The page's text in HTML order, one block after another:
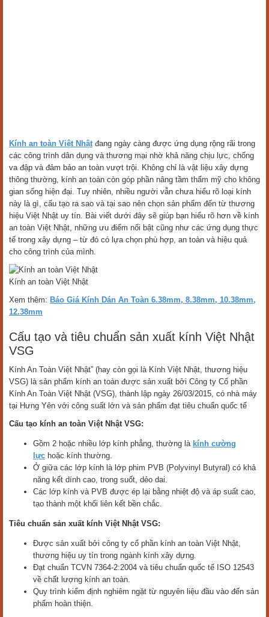
Kính an toàn Việt Nhật đang ngày càng được ứng dụng rộng rãi trong
các công trình dân dụng và thương mại nhờ khả năng chịu lực, chống
va đập và đảm bảo an toàn vượt trội. Không chỉ là vật liệu xây dựng
thông thường, kính an toàn còn góp phần nâng tầm thẩm mỹ cho không
gian sống hiện đại. Tuy nhiên, nhiều người vẫn chưa hiểu rõ loại kính
này là gì, cấu tạo ra sao và tại sao nên chọn sản phẩm đến từ thương
hiệu Việt Nhật uy tín. Bài viết dưới đây sẽ giúp bạn hiểu rõ hơn về kính
an toàn Việt Nhật, những ưu điểm nổi bật cũng như các ứng dụng thực
tế trong xây dựng – từ đó có lựa chọn phù hợp, an toàn và hiệu quả
cho công trình của mình.
Kính an toàn Việt Nhật
Xem thêm: Báo Giá Kính Dán An Toàn 6.38mm, 8.38mm, 10.38mm,
12.38mm
Cấu tạo và tiêu chuẩn sản xuất kính Việt Nhật
VSG
Kính An Toàn Việt Nhật” (hay còn gọi là Kính Việt Nhật, thương hiệu
VSG) là sản phẩm kính an toàn được sản xuất bởi Công ty Cổ phần
Kính An Toàn Việt Nhật (VSG), thành lập ngày 26/03/2015, có nhà máy
tại Hưng Yên với công suất lớn và sản phẩm đạt tiêu chuẩn quốc tế
Cấu tạo kính an toàn Việt Nhật VSG:
Gồm 2 hoặc nhiều lớp kính phẳng, thường là kính cường
lực hoặc kính thường.
Ở giữa các lớp kính là lớp phim PVB (Polyvinyl Butyral) có khả
năng kết dính cao, trong suốt, dẻo dai.
Các lớp kính và PVB được ép lại bằng nhiệt độ và áp suất cao,
tạo thành một khối liên kết bền chắc.
Tiêu chuẩn sản xuất kính Việt Nhật VSG:
Được sản xuất bởi công ty cổ phần kính an toàn Việt Nhật,
thương hiệu uy tín trong ngành kính xây dựng.
Đạt chuẩn TCVN 7364-2:2004 và tiêu chuẩn quốc tế ISO 12543
về chất lượng kính an toàn.
Quy trình kiểm định nghiêm ngặt từ nguyên liệu đầu vào đến sản
phẩm hoàn thiện.